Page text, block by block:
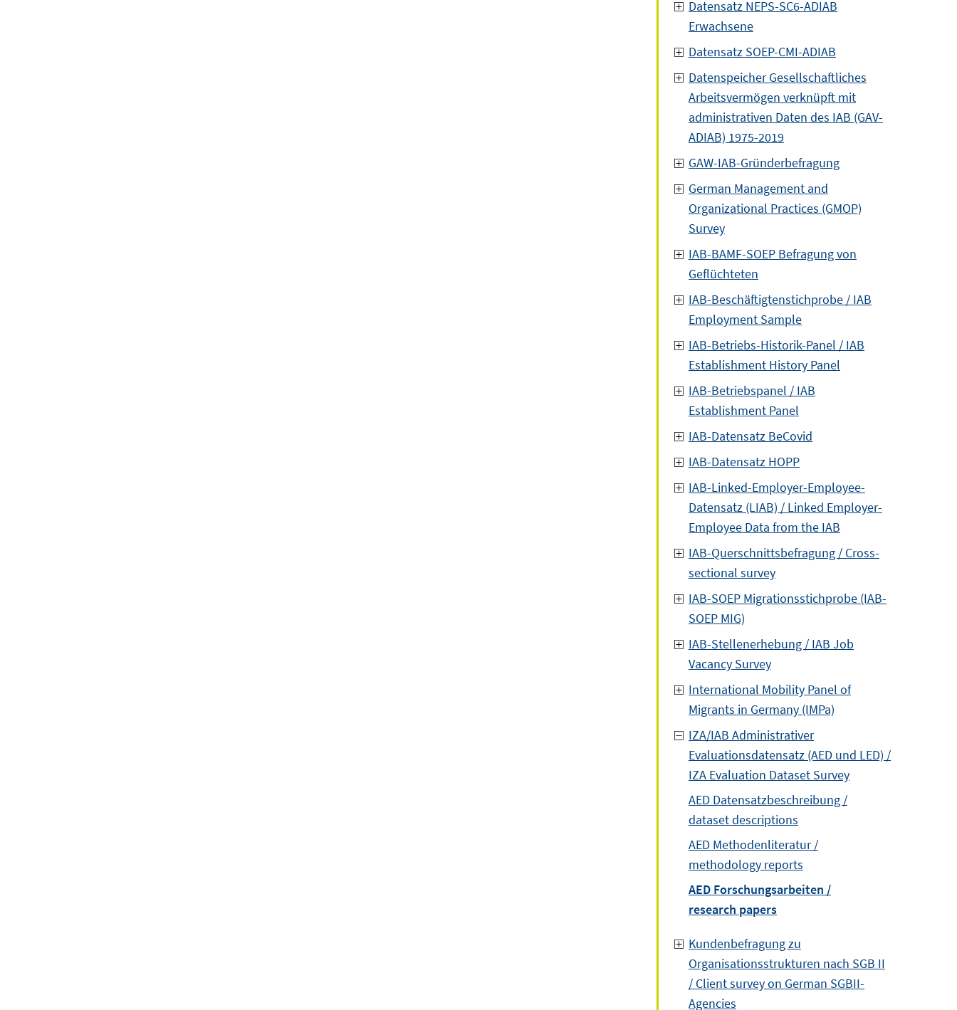
Datensatz NEPS-SC6-ADIAB
Erwachsene
Datensatz SOEP-CMI-ADIAB
Datenspeicher Gesellschaftliches
Arbeitsvermögen verknüpft mit
administrativen Daten des IAB (GAV-
ADIAB) 1975-2019
GAW-IAB-Gründerbefragung
German Management and
Organizational Practices (GMOP)
Survey
IAB-BAMF-SOEP Befragung von
Geflüchteten
IAB-Beschäftigtenstichprobe / IAB
Employment Sample
IAB-Betriebs-Historik-Panel / IAB
Establishment History Panel
IAB-Betriebspanel / IAB
Establishment Panel
IAB-Datensatz BeCovid
IAB-Datensatz HOPP
IAB-Linked-Employer-Employee-
Datensatz (LIAB) / Linked Employer-
Employee Data from the IAB
IAB-Querschnittsbefragung / Cross-
sectional survey
IAB-SOEP Migrationsstichprobe (IAB-
SOEP MIG)
IAB-Stellenerhebung / IAB Job
Vacancy Survey
International Mobility Panel of
Migrants in Germany (IMPa)
IZA/IAB Administrativer
Evaluationsdatensatz (AED und LED) /
IZA Evaluation Dataset Survey
AED Datensatzbeschreibung /
dataset descriptions
AED Methodenliteratur /
methodology reports
AED Forschungsarbeiten /
research papers
Kundenbefragung zu
Organisationsstrukturen nach SGB II
/ Client survey on German SGBII-
Agencies